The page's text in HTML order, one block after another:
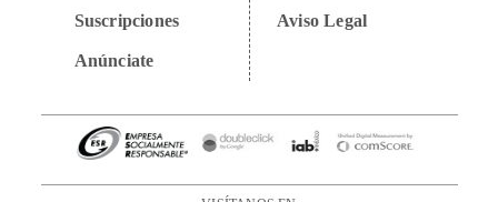
Suscripciones
Anúnciate
Aviso Legal